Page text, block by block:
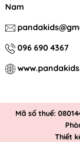
Nam
096 690 4367
Mã số thuế:
Thiết